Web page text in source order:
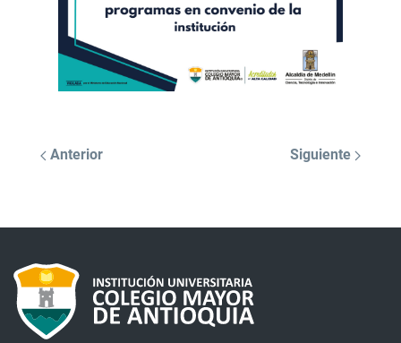
Anterior Siguiente